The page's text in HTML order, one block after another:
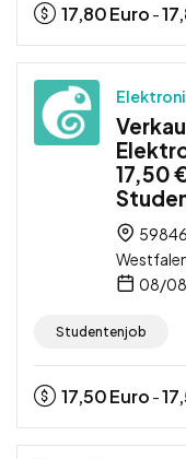
17,80Euro -
17,50
08/
Studentenjob
17,50Euro -